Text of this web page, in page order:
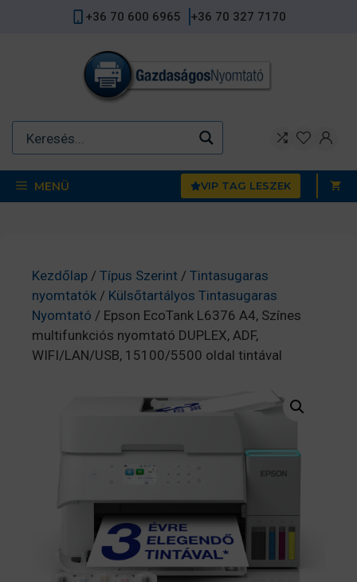
+36 70 600 6965 +36 70 327 7170
MENÜ VIP TAG LESZEK
Kezdőlap / Típus Szerint / Tintasugaras
nyomtatók / Külsőtartályos Tintasugaras
Nyomtató / Epson EcoTank L6376 A4, Színes
multifunkciós nyomtató DUPLEX, ADF,
WIFI/LAN/USB, 15100/5500 oldal tintával